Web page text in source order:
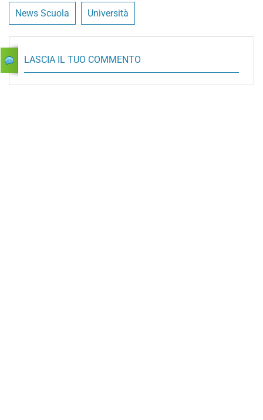
News Scuola Università
LASCIA IL TUO COMMENTO